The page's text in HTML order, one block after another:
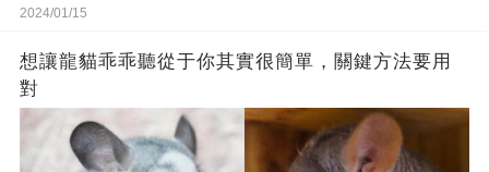
2024/01/15
想讓龍貓乖乖聽從于你其實很簡單，關鍵方法要用
對